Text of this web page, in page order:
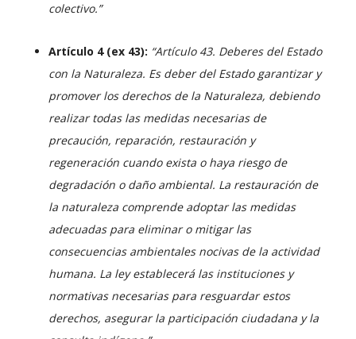
colectivo.”
Artículo 4 (ex 43): “Artículo 43. Deberes del Estado
con la Naturaleza. Es deber del Estado garantizar y
promover los derechos de la Naturaleza, debiendo
realizar todas las medidas necesarias de
precaución, reparación, restauración y
regeneración cuando exista o haya riesgo de
degradación o daño ambiental. La restauración de
la naturaleza comprende adoptar las medidas
adecuadas para eliminar o mitigar las
consecuencias ambientales nocivas de la actividad
humana. La ley establecerá las instituciones y
normativas necesarias para resguardar estos
derechos, asegurar la participación ciudadana y la